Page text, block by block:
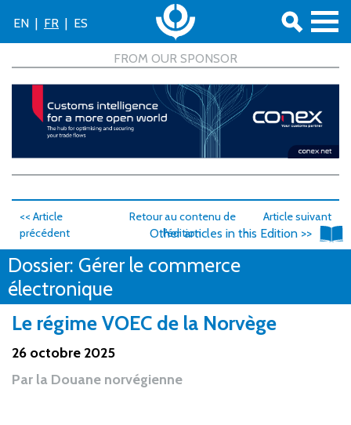
EN | FR | ES
<< Article
précédent
Retour au contenu de
l'édition
Article suivant
>>
Dossier: Gérer le commerce
électronique
Other articles in this Edition >>
Le régime VOEC de la Norvège
26 octobre 2025
Par la Douane norvégienne